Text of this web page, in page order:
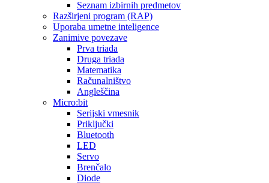
Seznam izbirnih predmetov
Razširjeni program (RAP)
Uporaba umetne inteligence
Zanimive povezave
Prva triada
Druga triada
Matematika
Računalništvo
Angleščina
Micro:bit
Serijski vmesnik
Priključki
Bluetooth
LED
Servo
Brenčalo
Diode